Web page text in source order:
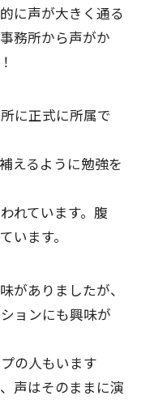
に声が大きく通る
務所から声がか
に正式に所属で
えるように勉強を
れています。腹
います。
がありましたが、
ョンにも興味が
の人もいます
声はそのままに演